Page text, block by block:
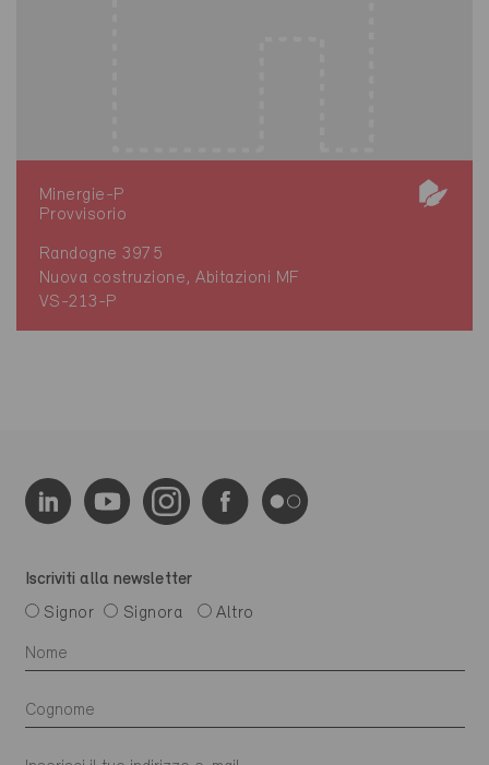
Minergie-P
Provvisorio
Randogne 3975
Nuova costruzione, Abitazioni MF
VS-213-P
Iscriviti alla newsletter
Signor
Signora Altro